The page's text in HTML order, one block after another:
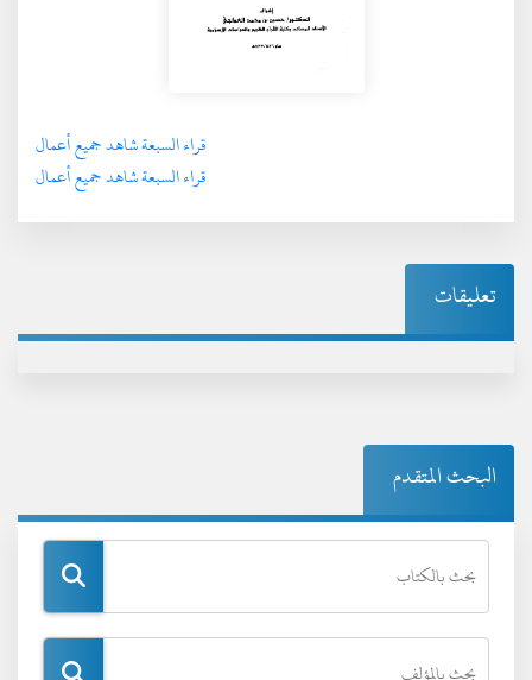
قراء السبعة شاهد جميع أعمال
قراء السبعة شاهد جميع أعمال
تعليقات
البحث المتقدم